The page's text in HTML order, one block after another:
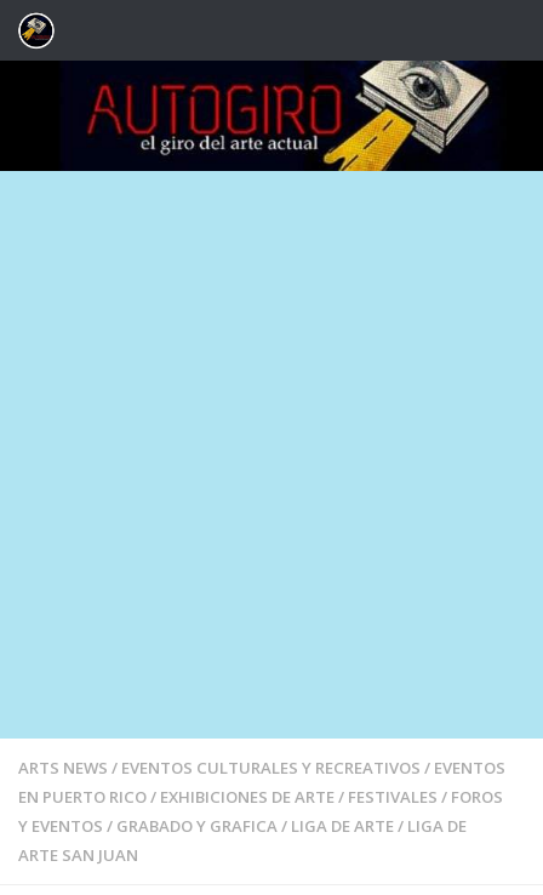
Saltar al contenido
ARTS NEWS / EVENTOS CULTURALES Y RECREATIVOS / EVENTOS
EN PUERTO RICO/ EXHIBICIONES DE ARTE/ FESTIVALES / FOROS
Y EVENTOS / GRABADO Y GRAFICA/ LIGA DE ARTE/ LIGA DE
ARTE SAN JUAN